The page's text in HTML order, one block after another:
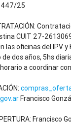
25
CUIT 27-
las oficinas del IPV y
dos años, 5hs
a coordinar
Francisco
Francisco